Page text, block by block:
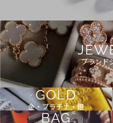
ブランド
GOLD
金・プラチナ・銀
BAG